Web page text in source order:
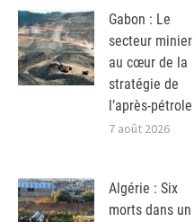
Gabon : Le
secteur minier
au cœur de la
stratégie de
l’après-pétrole
7 août 2026
Algérie : Six
morts dans un